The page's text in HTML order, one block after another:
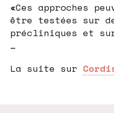
«Ces approches
être testées sur
précliniques et
…
La suite sur